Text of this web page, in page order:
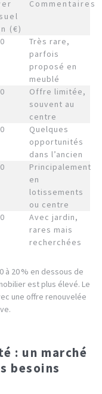
(€)
Commentaires
Très rare,
parfois
proposé en
meublé
Offre limitée,
souvent au
centre
Quelques
opportunités
dans l’ancien
Principalement
en
lotissements
ou centre
Avec jardin,
rares mais
recherchées
à 20 % en dessous de
est plus élevé. Le
une offre renouvelée
: un marché
besoins